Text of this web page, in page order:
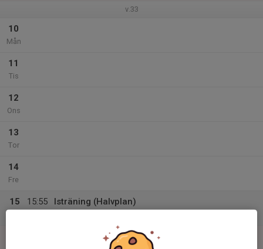
v.33
10
Mån
11
Tis
12
Ons
13
Tor
14
Fre
15
15:55
Isträning (Halvplan)